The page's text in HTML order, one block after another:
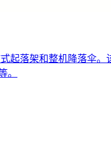
落架和整机降落伞
。